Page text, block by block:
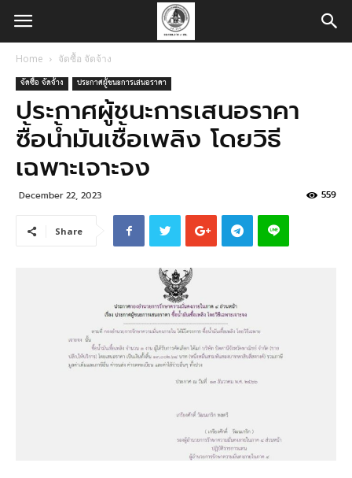
Home จัดซื้อ จัดจ้าง
จัดซื้อ จัดจ้าง ประกาศผู้ชนะการเสนอราคา
ประกาศผู้ชนะการเสนอราคา
ซื้อน้ำมันเชื้อเพลิง โดยวิธี
เฉพาะเจาะจง
December 22, 2023 559
Share